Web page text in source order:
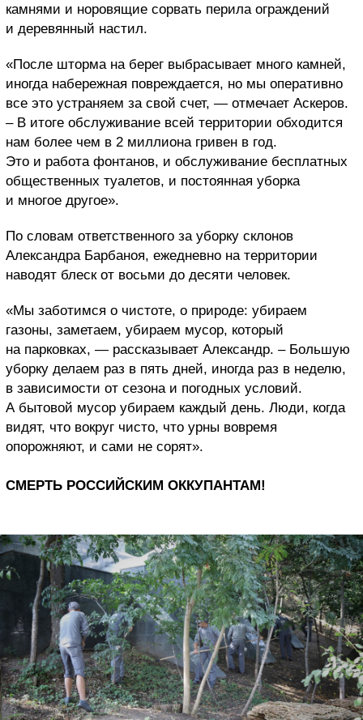
камнями и норовящие сорвать перила ограждений
и деревянный настил.
«После шторма на берег выбрасывает много камней,
иногда набережная повреждается, но мы оперативно
все это устраняем за свой счет, — отмечает Аскеров.
– В итоге обслуживание всей территории обходится
нам более чем в 2 миллиона гривен в год.
Это и работа фонтанов, и обслуживание бесплатных
общественных туалетов, и постоянная уборка
и многое другое».
По словам ответственного за уборку склонов
Александра Барбаноя, ежедневно на территории
наводят блеск от восьми до десяти человек.
«Мы заботимся о чистоте, о природе: убираем
газоны, заметаем, убираем мусор, который
на парковках, — рассказывает Александр. – Большую
уборку делаем раз в пять дней, иногда раз в неделю,
в зависимости от сезона и погодных условий.
А бытовой мусор убираем каждый день. Люди, когда
видят, что вокруг чисто, что урны вовремя
опорожняют, и сами не сорят».
СМЕРТЬ РОССИЙСКИМ ОККУПАНТАМ!